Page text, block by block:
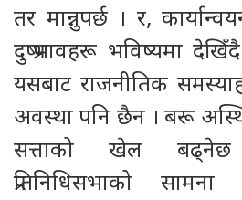
तर मान्नुपर्छ । र,
दुष्प्रभावहरू भविष्यमा
यसबाट राजनीतिक
अवस्था पनि छैन । बरू
सत्ताको खेल बढ्नेछ ।
प्रतिनिधिसभाको